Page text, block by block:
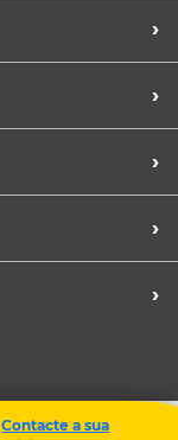
›
›
›
›
›
Contacte a sua